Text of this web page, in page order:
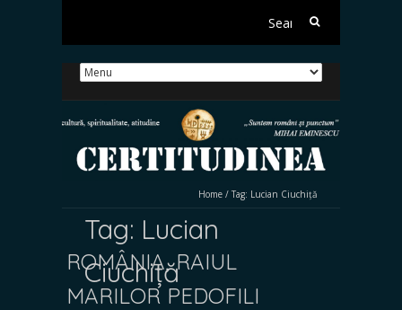
Search
Home / Tag: Lucian Ciuchiță
Tag: Lucian
Ciuchiță
ROMÂNIA, RAIUL
MARILOR PEDOFILI